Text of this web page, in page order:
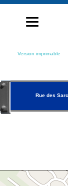
Version imprimable
Rue des